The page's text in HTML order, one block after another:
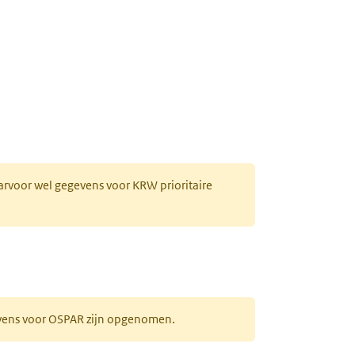
wel gegevens voor KRW prioritaire
voor OSPAR zijn opgenomen.